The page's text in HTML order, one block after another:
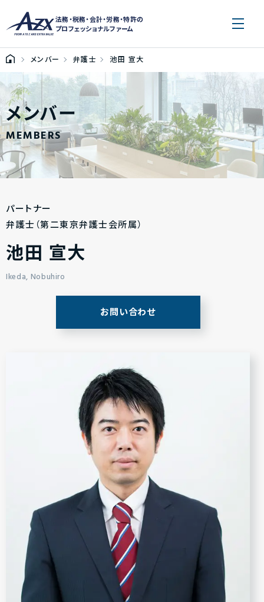
法務・税務・会計・労務・特許の
プロフェッショナルファーム
メンバー 弁護士 池田 宣大
メンバー
MEMBERS
パートナー
弁護士（第二東京弁護士会所属）
池田 宣大
Ikeda, Nobuhiro
お問い合わせ